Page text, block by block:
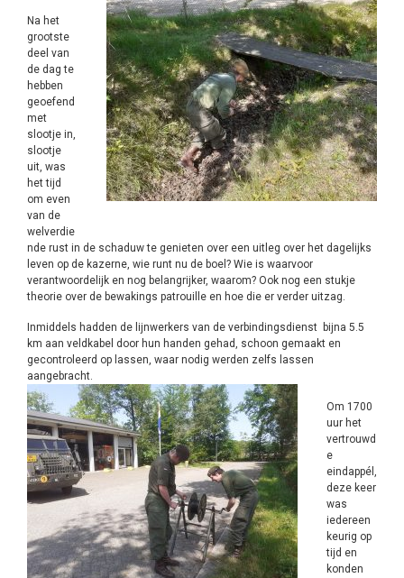
Na het
grootste
deel van
de dag te
hebben
geoefend
met
slootje in,
slootje
uit, was
het tijd
om even
van de
welverdie
nde rust in de schaduw te genieten over een uitleg over het dagelijks
leven op de kazerne, wie runt nu de boel? Wie is waarvoor
verantwoordelijk en nog belangrijker, waarom? Ook nog een stukje
theorie over de bewakings patrouille en hoe die er verder uitzag.
Inmiddels hadden de lijnwerkers van de verbindingsdienst bijna 5.5
km aan veldkabel door hun handen gehad, schoon gemaakt en
gecontroleerd op lassen, waar nodig werden zelfs lassen
aangebracht.
Om 1700
uur het
vertrouwd
e
eindappél,
deze keer
was
iedereen
keurig op
tijd en
konden